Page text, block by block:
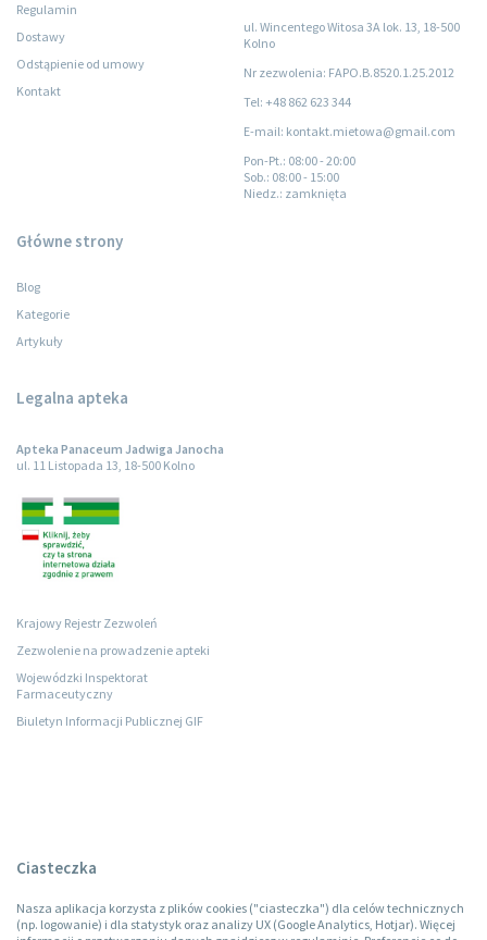
Regulamin
Dostawy
Odstąpienie od umowy
Kontakt
ul. Wincentego Witosa 3A lok. 13, 18-500
Kolno
Nr zezwolenia: FAPO.B.8520.1.25.2012
Tel: +48 862 623 344
E-mail: kontakt.mietowa@gmail.com
Pon-Pt.: 08:00 - 20:00
Sob.: 08:00 - 15:00
Niedz.: zamknięta
Główne strony
Blog
Kategorie
Artykuły
Legalna apteka
Apteka Panaceum Jadwiga Janocha
ul. 11 Listopada 13, 18-500 Kolno
Krajowy Rejestr Zezwoleń
Zezwolenie na prowadzenie apteki
Wojewódzki Inspektorat
Farmaceutyczny
Biuletyn Informacji Publicznej GIF
Ciasteczka
Nasza aplikacja korzysta z plików cookies ("ciasteczka") dla celów technicznych
(np. logowanie) i dla statystyk oraz analizy UX (Google Analytics, Hotjar). Więcej